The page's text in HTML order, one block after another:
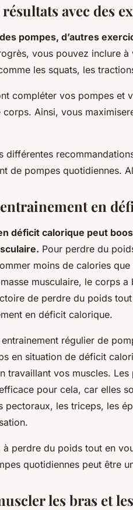
avec des
pompes, d’autres
vous pouvez inclure à
les squats, les
compléter vos pompes et
corps. Ainsi, vous
différentes
de pompes quotidiennes.
en
déficit calorique peut
Pour perdre du
moins de calories
musculaire, le corps a
de perdre du poids
en déficit calorique.
régulier de
en situation de déficit
travaillant vos muscles.
pour cela, car elles
pectoraux, les triceps, les
à perdre du poids tout en
quotidiennes peut être
les bras et